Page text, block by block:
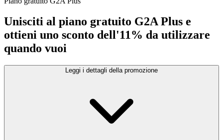
Unisciti al piano gratuito G2A Plus e
ottieni uno sconto dell'11% da utilizzare
quando vuoi
Leggi i dettagli della promozione